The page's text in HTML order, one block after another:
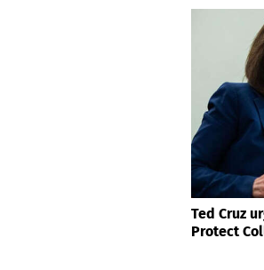
Ted Cruz
Protect